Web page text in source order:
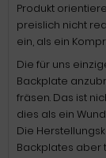
Produkt
preislich nicht
ein, als ein
Die für uns
Backplate
fräsen. Das ist
dies als ein
Die
Backplates aber